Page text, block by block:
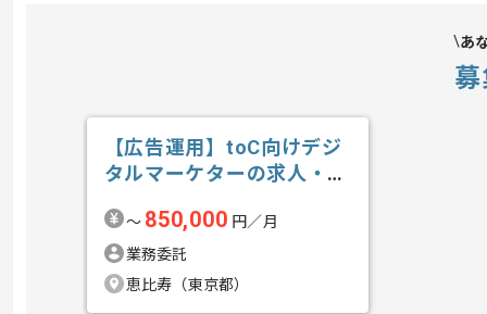
あ
【広告運用】toC向けデジ
タルマーケターの求人・案
〜 850,000 円／月
業務委託
恵比寿（東京都）